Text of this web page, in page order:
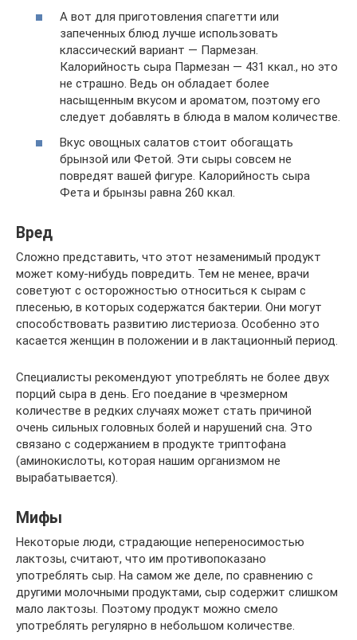
А вот для приготовления спагетти или
запеченных блюд лучше использовать
классический вариант — Пармезан.
Калорийность сыра Пармезан — 431 ккал., но это
не страшно. Ведь он обладает более
насыщенным вкусом и ароматом, поэтому его
следует добавлять в блюда в малом количестве.
Вкус овощных салатов стоит обогащать
брынзой или Фетой. Эти сыры совсем не
повредят вашей фигуре. Калорийность сыра
Фета и брынзы равна 260 ккал.
Вред
Сложно представить, что этот незаменимый продукт
может кому-нибудь повредить. Тем не менее, врачи
советуют с осторожностью относиться к сырам с
плесенью, в которых содержатся бактерии. Они могут
способствовать развитию листериоза. Особенно это
касается женщин в положении и в лактационный период.
Специалисты рекомендуют употреблять не более двух
порций сыра в день. Его поедание в чрезмерном
количестве в редких случаях может стать причиной
очень сильных головных болей и нарушений сна. Это
связано с содержанием в продукте триптофана
(аминокислоты, которая нашим организмом не
вырабатывается).
Мифы
Некоторые люди, страдающие непереносимостью
лактозы, считают, что им противопоказано
употреблять сыр. На самом же деле, по сравнению с
другими молочными продуктами, сыр содержит слишком
мало лактозы. Поэтому продукт можно смело
употреблять регулярно в небольшом количестве.